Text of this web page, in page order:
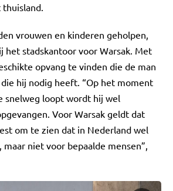
vrouwen en kinderen geholpen,
het stadskantoor voor Warsak. Met
opvang te vinden die de man
hij nodig heeft. “Op het moment
snelweg loopt wordt hij wel
Voor Warsak geldt dat
om te zien dat in Nederland wel
niet voor bepaalde mensen”,